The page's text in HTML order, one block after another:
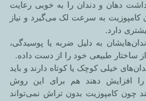
دهان و دندان را به خوبی رعایت
کامپوزیت به سرعت لک می‌گیرد و نیاز
دارد.
به دلیل ضربه یا پوسیدگی،
ساختار طبیعی خود را از دست داده.
خیلی کوچک یا کوتاه دارند و باید
را افزایش دهند هم برای این روش
چون کامپوزیت بدون تراش نمی‌تواند